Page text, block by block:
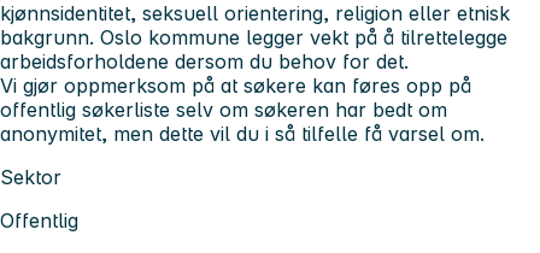
kjønnsidentitet, seksuell orientering, religion eller etnisk
bakgrunn. Oslo kommune legger vekt på å tilrettelegge
arbeidsforholdene dersom du behov for det.
Vi gjør oppmerksom på at søkere kan føres opp på
offentlig søkerliste selv om søkeren har bedt om
anonymitet, men dette vil du i så tilfelle få varsel om.
Sektor
Offentlig